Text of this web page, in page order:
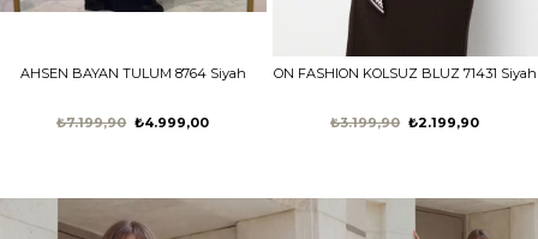
AHSEN BAYAN TULUM 8764 Siyah
₺4.999,00
₺7.199,90
ON FASHION KOLSUZ BLUZ 71431 Siyah
₺2.199,90
₺3.199,90